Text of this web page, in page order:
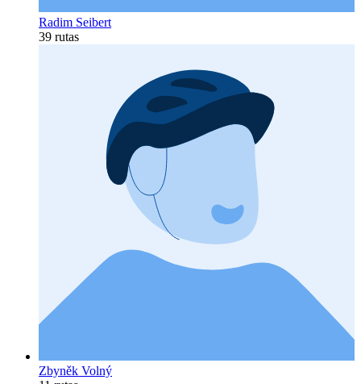
Radim Seibert
39 rutas
Zbyněk Volný